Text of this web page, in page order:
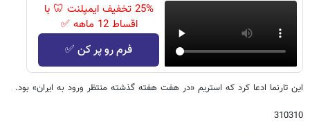
25% تخفیف ایمپلنت 🦷 با
اقساط 12 ماهه ✅
فرم رو پر کن ✅
این تارنما ادعا کرد که استریم «در هفت هفته گذشته منتظر ورود به ایران» بود.
310310